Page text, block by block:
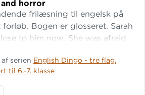
and horror
frilæsning til engelsk på
forløb. Bogen er glosseret. Sarah
to him now. She was afraid
The road was narrow. She did
jump off. She went as fast as
The man stepped forward,
af serien English Dingo - tre flag.
til 6.-7. klasse